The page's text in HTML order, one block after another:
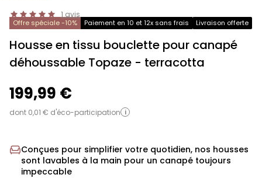
1 avis
Offre spéciale -10% Paiement en 10 et 12x sans frais Livraison offerte
Housse en tissu bouclette pour canapé
déhoussable Topaze - terracotta
199,99 €
dont 0,01 € d'éco-participation i
Conçues pour simplifier votre quotidien, nos housses
sont lavables à la main pour un canapé toujours
impeccable